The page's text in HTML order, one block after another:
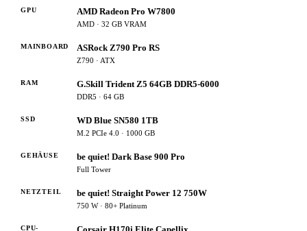
GPU AMD Radeon Pro W7800
AMD · 32 GB VRAM
MAINBOARD ASRock Z790 Pro RS
Z790 · ATX
RAM G.Skill Trident Z5 64GB DDR5-6000
DDR5 · 64 GB
SSD WD Blue SN580 1TB
M.2 PCIe 4.0 · 1000 GB
GEHÄUSE be quiet! Dark Base 900 Pro
Full Tower
NETZTEIL be quiet! Straight Power 12 750W
750 W · 80+ Platinum
CPU-